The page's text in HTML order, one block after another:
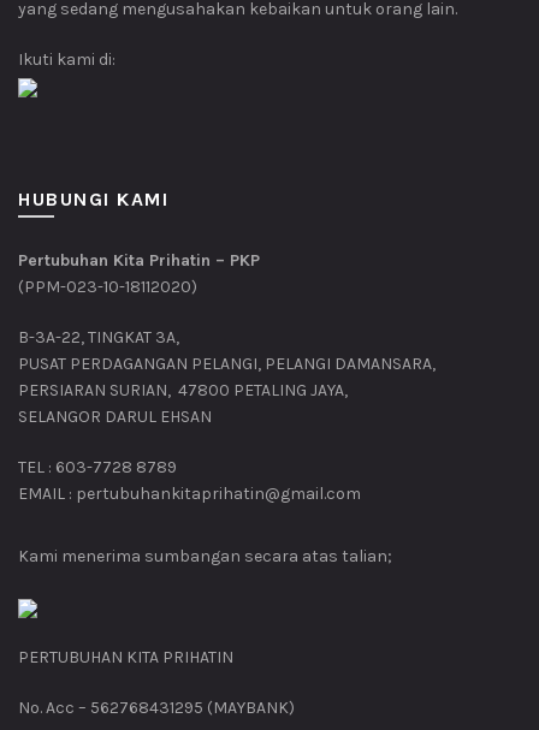
yang sedang mengusahakan kebaikan untuk orang lain.
Ikuti kami di:
HUBUNGI KAMI
Pertubuhan Kita Prihatin – PKP
(PPM-023-10-18112020)
B-3A-22, TINGKAT 3A,
PUSAT PERDAGANGAN PELANGI, PELANGI DAMANSARA,
PERSIARAN SURIAN, 47800 PETALING JAYA,
SELANGOR DARUL EHSAN
TEL : 603-7728 8789
EMAIL : pertubuhankitaprihatin@gmail.com
Kami menerima sumbangan secara atas talian;
PERTUBUHAN KITA PRIHATIN
No. Acc – 562768431295 (MAYBANK)